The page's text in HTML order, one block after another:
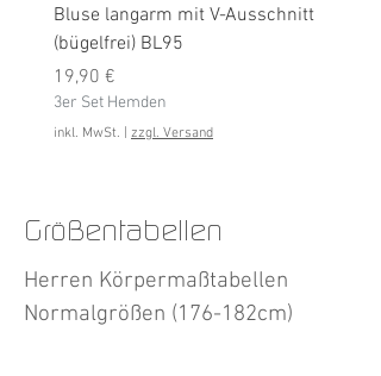
Bluse langarm mit V-Ausschnitt
(bügelfrei) BL95
Preis
19,90 €
3er Set Hemden
inkl. MwSt. zzgl. Versand
Größentabellen
Herren Körpermaßtabellen
Normalgrößen (176-182cm)